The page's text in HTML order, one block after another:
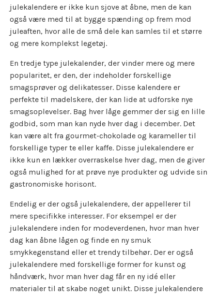
julekalendere er ikke kun sjove at åbne, men de kan
også være med til at bygge spænding op frem mod
juleaften, hvor alle de små dele kan samles til et større
og mere komplekst legetøj.
En tredje type julekalender, der vinder mere og mere
popularitet, er den, der indeholder forskellige
smagsprøver og delikatesser. Disse kalendere er
perfekte til madelskere, der kan lide at udforske nye
smagsoplevelser. Bag hver låge gemmer der sig en lille
godbid, som man kan nyde hver dag i december. Det
kan være alt fra gourmet-chokolade og karameller til
forskellige typer te eller kaffe. Disse julekalendere er
ikke kun en lækker overraskelse hver dag, men de giver
også mulighed for at prøve nye produkter og udvide sin
gastronomiske horisont.
Endelig er der også julekalendere, der appellerer til
mere specifikke interesser. For eksempel er der
julekalendere inden for modeverdenen, hvor man hver
dag kan åbne lågen og finde en ny smuk
smykkegenstand eller et trendy tilbehør. Der er også
julekalendere med forskellige former for kunst og
håndværk, hvor man hver dag får en ny idé eller
materialer til at skabe noget unikt. Disse julekalendere